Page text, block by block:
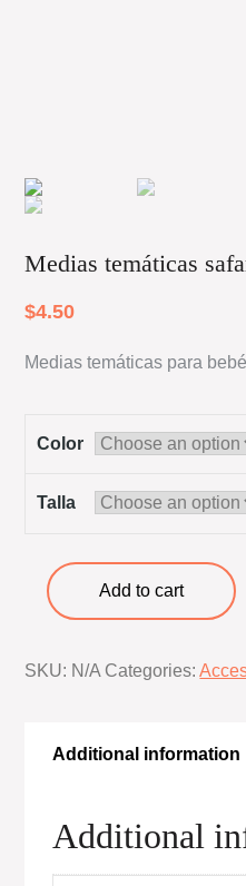
Medias temáticas
$4.50
Medias temáticas para
Color
Talla
Medias
temáticas
quantity
Add to cart
SKU: N/A Categories:
Additional information
Additional